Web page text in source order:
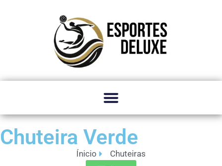
Chuteira Verde
Ínicio Chuteiras